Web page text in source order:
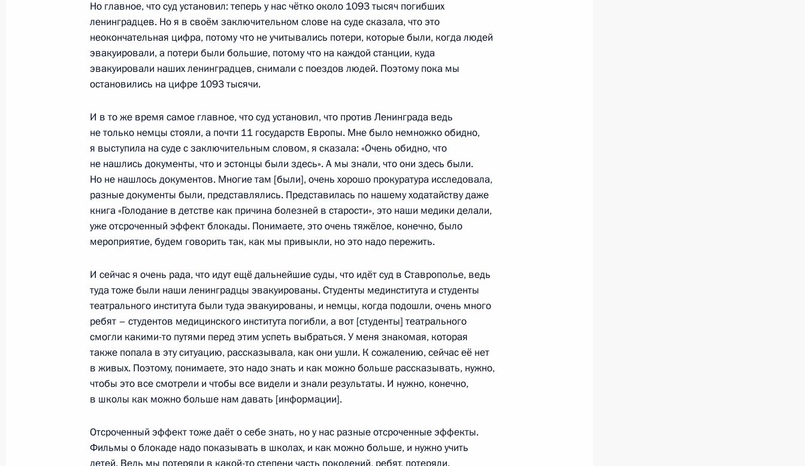
26 января 2023 года, четверг
Встреча с главным раввином России Берлом Лазаром и главой
Федерации еврейских общин Александром Бородой
26 января 2023 года, 16:40 Москва, Кремль
4
25 января 2023 года, среда
Встреча с учащимися вузов по случаю Дня российского
студенчества
25 января 2023 года, 16:05 Москва
Встреча с ветеранами Великой Отечественной войны, жителями
блокадного Ленинграда и представителями общественных
патриотических объединений
10
21 декабря 2022 года, среда
21 декабря 2022 года, 14:45 Москва, Кремль
Но главное, что суд установил: теперь у нас чётко около 1093 тысяч погибших
ленинградцев. Но я в своём заключительном слове на суде сказала, что это
неокончательная цифра, потому что не учитывались потери, которые были, когда людей
эвакуировали, а потери были большие, потому что на каждой станции, куда
эвакуировали наших ленинградцев, снимали с поездов людей. Поэтому пока мы
остановились на цифре 1093 тысячи.
И в то же время самое главное, что суд установил, что против Ленинграда ведь
не только немцы стояли, а почти 11 государств Европы. Мне было немножко обидно,
я выступила на суде с заключительным словом, я сказала: «Очень обидно, что
не нашлись документы, что и эстонцы были здесь». А мы знали, что они здесь были.
Но не нашлось документов. Многие там [были], очень хорошо прокуратура исследовала,
разные документы были, представлялись. Представилась по нашему ходатайству даже
книга «Голодание в детстве как причина болезней в старости», это наши медики делали,
уже отсроченный эффект блокады. Понимаете, это очень тяжёлое, конечно, было
мероприятие, будем говорить так, как мы привыкли, но это надо пережить.
И сейчас я очень рада, что идут ещё дальнейшие суды, что идёт суд в Ставрополье, ведь
туда тоже были наши ленинградцы эвакуированы. Студенты мединститута и студенты
театрального института были туда эвакуированы, и немцы, когда подошли, очень много
ребят – студентов медицинского института погибли, а вот [студенты] театрального
смогли какими-то путями перед этим успеть выбраться. У меня знакомая, которая
также попала в эту ситуацию, рассказывала, как они ушли. К сожалению, сейчас её нет
в живых. Поэтому, понимаете, это надо знать и как можно больше рассказывать, нужно,
чтобы это все смотрели и чтобы все видели и знали результаты. И нужно, конечно,
в школы как можно больше нам давать [информации].
Отсроченный эффект тоже даёт о себе знать, но у нас разные отсроченные эффекты.
Фильмы о блокаде надо показывать в школах, и как можно больше, и нужно учить
детей. Ведь мы потеряли в какой-то степени часть поколений, ребят, потеряли.